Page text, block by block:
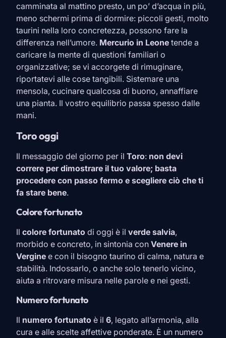
camminata al mattino presto, un po’ d’acqua in più,
meno schermi prima di dormire: piccoli gesti, molto
taurini nella loro concretezza, possono fare la
differenza nell’umore. Mercurio in Leone tende a
caricare la mente di questioni familiari o
organizzative; se vi accorgete di rimuginare,
riportatevi alle cose tangibili. Sistemare una
mensola, cucinare qualcosa di buono, annaffiare
una pianta. Il vostro equilibrio passa spesso dalle
mani.
Toro oggi
Il messaggio del giorno per il Toro: non devi
correre per dimostrare il tuo valore; basta
procedere con passo fermo e scegliere ciò che ti
fa stare bene.
Colore fortunato
Il colore fortunato di oggi è il verde salvia,
morbido e concreto, in sintonia con Venere in
Vergine e con il bisogno taurino di calma, natura e
stabilità. Indossarlo, o anche solo tenerlo vicino,
aiuta a ritrovare misura nelle parole e nei gesti.
Numero fortunato
Il numero fortunato è il 6, legato all’armonia, alla
cura e alle scelte affettive ponderate. È un numero